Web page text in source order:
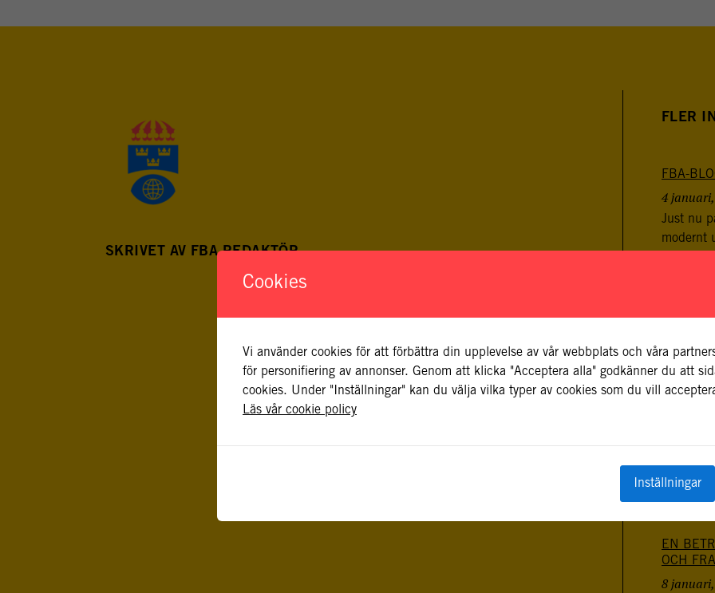
SKRIVET AV FBA REDAKTÖR
FLER
FBA-
4
Just nu
modernt
du har
HUR
FÖR
22 juli,
FN:s
sina
det nya
– som
EN
OCH
8
Cookies
Vi använder cookies för att förbättra din upplevelse av vår webbplats och våra
för personifiering av annonser. Genom att klicka "Acceptera alla" godkänner du att
cookies. Under "Inställningar" kan du välja vilka typer av cookies som du vill
Läs vår cookie policy
Inställningar